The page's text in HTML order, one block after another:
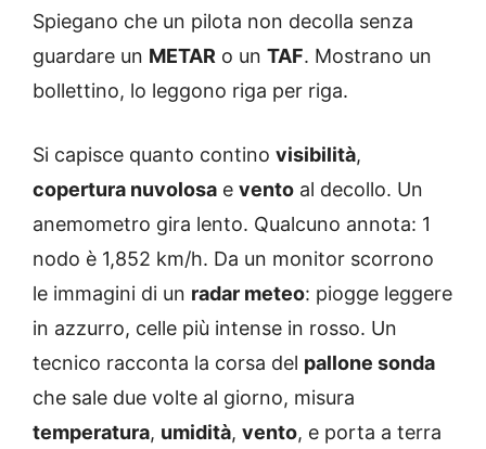
Spiegano che un pilota non decolla senza
guardare un METAR o un TAF. Mostrano un
bollettino, lo leggono riga per riga.
Si capisce quanto contino visibilità,
copertura nuvolosa e vento al decollo. Un
anemometro gira lento. Qualcuno annota: 1
nodo è 1,852 km/h. Da un monitor scorrono
le immagini di un radar meteo: piogge leggere
in azzurro, celle più intense in rosso. Un
tecnico racconta la corsa del pallone sonda
che sale due volte al giorno, misura
temperatura, umidità, vento, e porta a terra